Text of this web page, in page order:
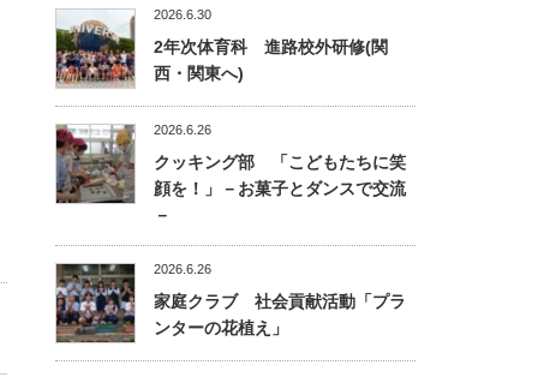
2026.6.30
2年次体育科 進路校外研修(関
西・関東へ)
2026.6.26
クッキング部 「こどもたちに笑
顔を！」－お菓子とダンスで交流
－
2026.6.26
家庭クラブ 社会貢献活動「プラ
ンターの花植え」